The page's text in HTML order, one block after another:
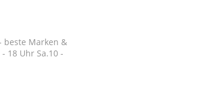
beste Marken &
18 Uhr Sa.10 -